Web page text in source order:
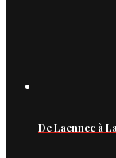
De Laennec à